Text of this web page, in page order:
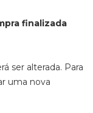
finalizada
ser alterada. Para
uma nova